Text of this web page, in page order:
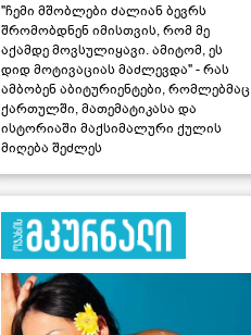
"ჩემი მშობლები ძალიან ბევრს
შრომობდნენ იმისთვის, რომ მე
აქამდე მოვსულიყავი. ამიტომ, ეს
დიდ მოტივაციას მაძლევდა" - რას
ამბობენ აბიტურიენტები, რომლებმაც
ქართულში, მათემატიკასა და
ისტორიაში მაქსიმალური ქულის
მიღება შეძლეს